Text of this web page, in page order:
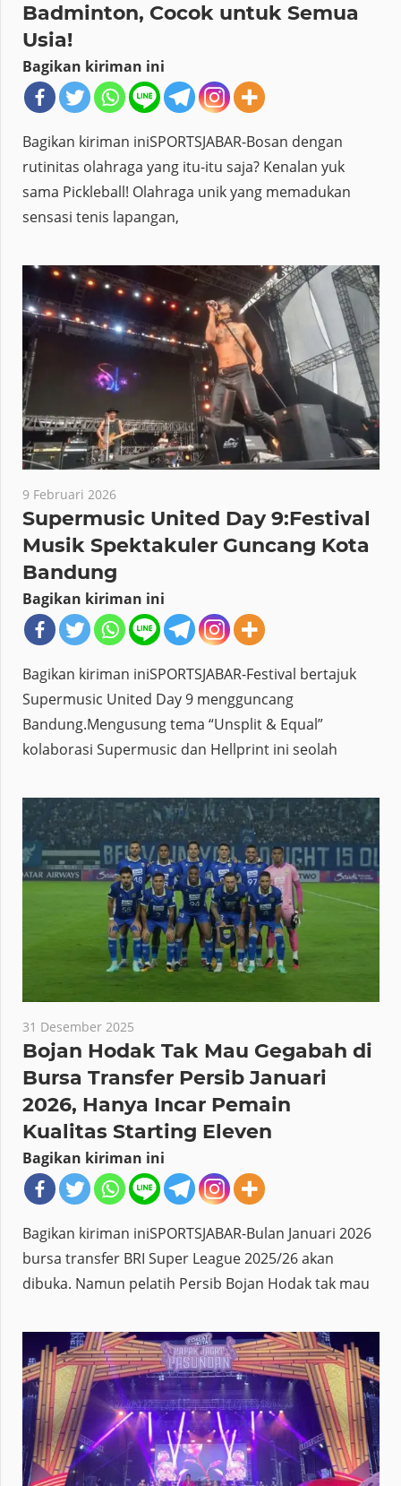
Badminton, Cocok untuk Semua
Usia!
Bagikan kiriman ini
Bagikan kiriman iniSPORTSJABAR-Bosan dengan
rutinitas olahraga yang itu-itu saja? Kenalan yuk
sama Pickleball! Olahraga unik yang memadukan
sensasi tenis lapangan,
9 Februari 2026
Supermusic United Day 9:Festival
Musik Spektakuler Guncang Kota
Bandung
Bagikan kiriman ini
Bagikan kiriman iniSPORTSJABAR-Festival bertajuk
Supermusic United Day 9 mengguncang
Bandung.Mengusung tema “Unsplit & Equal”
kolaborasi Supermusic dan Hellprint ini seolah
31 Desember 2025
Bojan Hodak Tak Mau Gegabah di
Bursa Transfer Persib Januari
2026, Hanya Incar Pemain
Kualitas Starting Eleven
Bagikan kiriman ini
Bagikan kiriman iniSPORTSJABAR-Bulan Januari 2026
bursa transfer BRI Super League 2025/26 akan
dibuka. Namun pelatih Persib Bojan Hodak tak mau